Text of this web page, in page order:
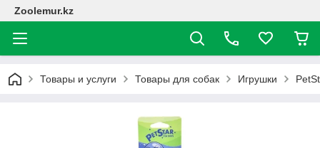
Zoolemur.kz
Товары и услуги Товары для собак Игрушки